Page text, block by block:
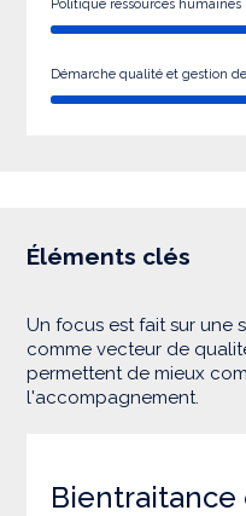
Politique ressources humaines
Démarche qualité et gestion
Éléments clés
Un focus est fait sur une
comme vecteur de
permettent de mieux
l'accompagnement.